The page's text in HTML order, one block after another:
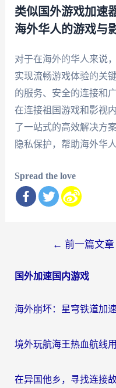
类似国外游戏加速
海外华人的游戏与
对于在海外的华人来说
实现流畅游戏体验的关
的服务、安全的连接和
在连接祖国游戏和影视
了一站式的高效解决方
隐私保护，帮助海外华
Spread the love
导
← 前一篇文章
国外加速国内游戏